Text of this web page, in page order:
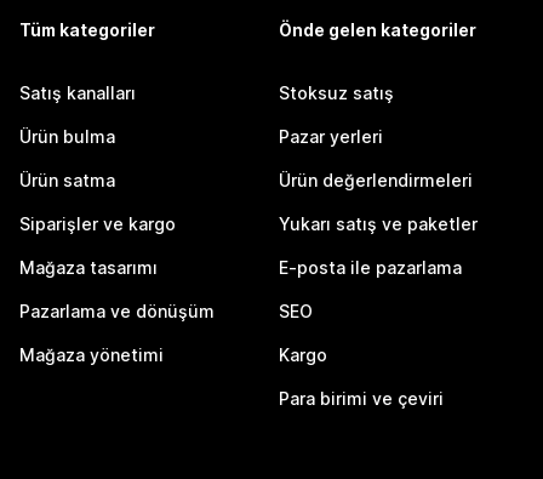
Tüm kategoriler
Satış kanalları
Ürün bulma
Ürün satma
Siparişler ve kargo
Mağaza tasarımı
Pazarlama ve dönüşüm
Mağaza yönetimi
Önde gelen kategoriler
Stoksuz satış
Pazar yerleri
Ürün değerlendirmeleri
Yukarı satış ve paketler
E-posta ile pazarlama
SEO
Kargo
Para birimi ve çeviri